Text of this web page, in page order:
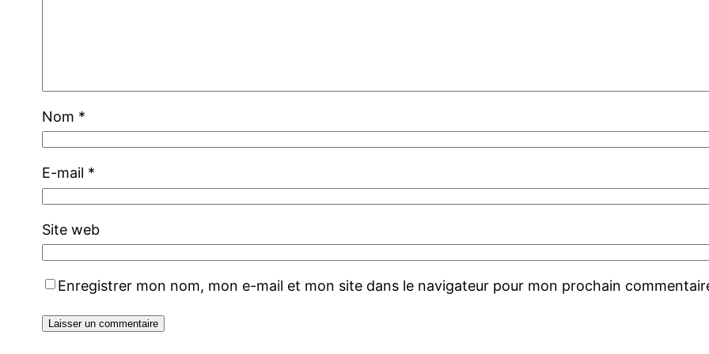
Nom *
E-mail *
Site web
Enregistrer mon nom, mon e-mail et mon site dans le navigateur pour mon prochain